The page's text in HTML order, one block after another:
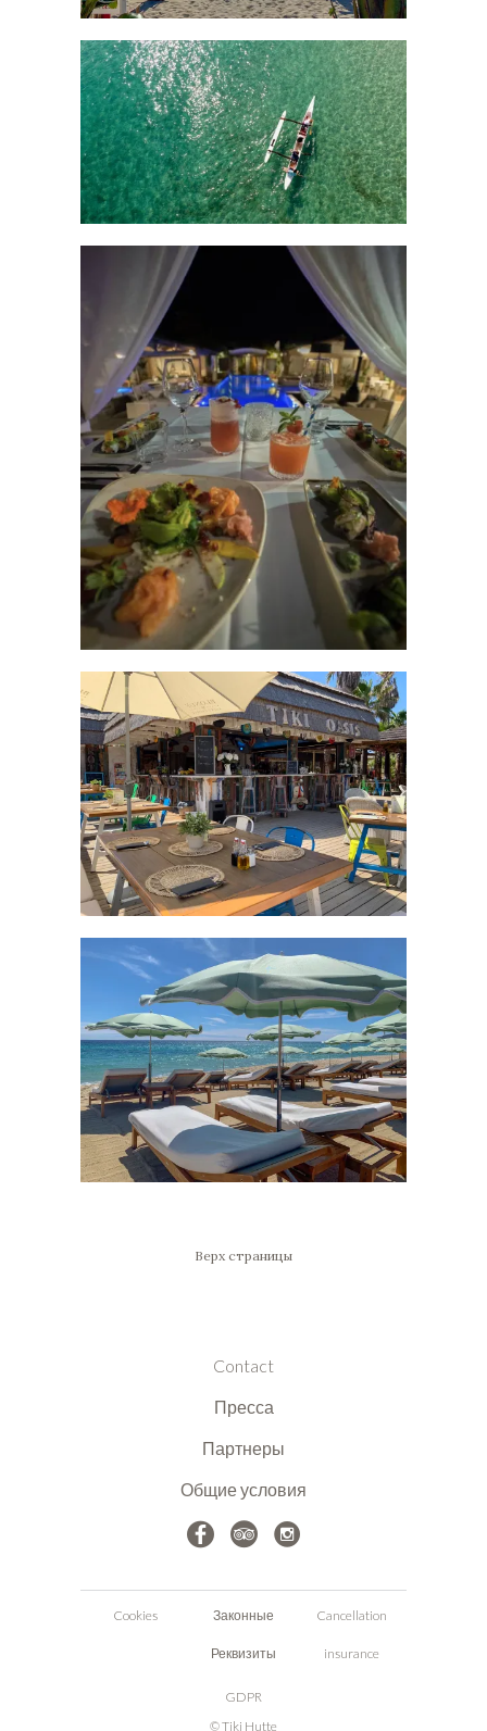
Верх страницы
Contact
Пресса
Партнеры
Общие условия
Cookies Законные
Реквизиты
Cancellation
insurance
GDPR
© Tiki Hutte